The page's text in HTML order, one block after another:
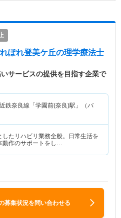
ぽれ登美ケ丘の理学療法士
サービスの提供を目指す企業で
近鉄奈良線「学園前(奈良)駅」（バ
したリハビリ業務全般。日常生活を
動作のサポートをし…
募集状況を問い合わせる